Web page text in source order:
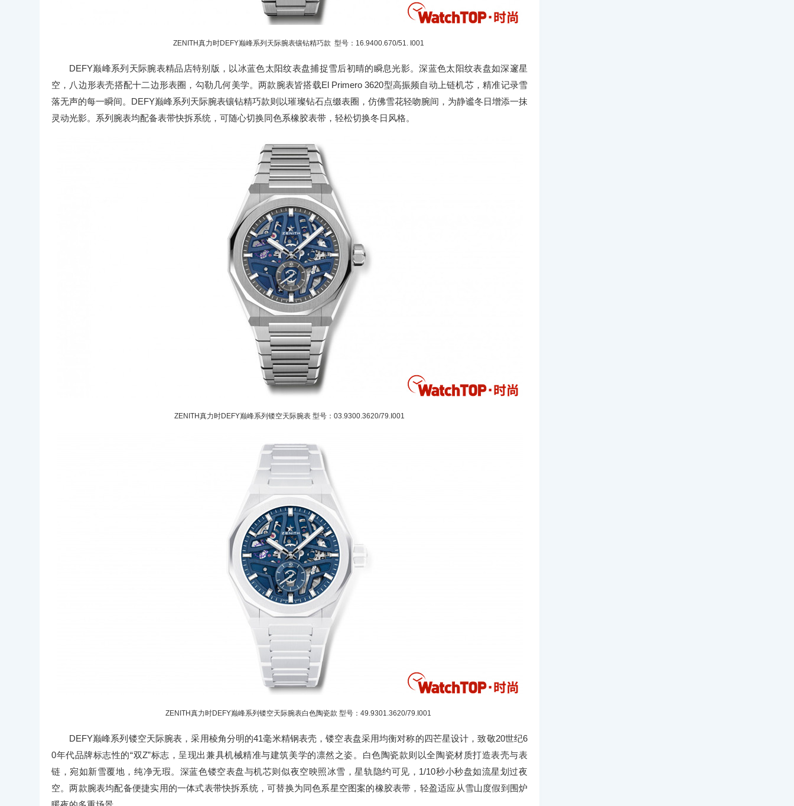
ZENITH真力时DEFY巅峰系列天际腕表镶钻精巧款 型号：16.9400.670/51. I001
DEFY巅峰系列天际腕表精品店特别版，以冰蓝色太阳纹表盘捕捉雪后初晴的瞬息光影。深蓝色太阳纹表盘如深邃星
空，八边形表壳搭配十二边形表圈，勾勒几何美学。两款腕表皆搭载El Primero 3620型高振频自动上链机芯，精准记录雪
落无声的每一瞬间。DEFY巅峰系列天际腕表镶钻精巧款则以璀璨钻石点缀表圈，仿佛雪花轻吻腕间，为静谧冬日增添一抹
灵动光影。系列腕表均配备表带快拆系统，可随心切换同色系橡胶表带，轻松切换冬日风格。
ZENITH真力时DEFY巅峰系列镂空天际腕表 型号：03.9300.3620/79.I001
ZENITH真力时DEFY巅峰系列镂空天际腕表白色陶瓷款 型号：49.9301.3620/79.I001
DEFY巅峰系列镂空天际腕表，采用棱角分明的41毫米精钢表壳，镂空表盘采用均衡对称的四芒星设计，致敬20世纪6
0年代品牌标志性的“双Z”标志，呈现出兼具机械精准与建筑美学的凛然之姿。白色陶瓷款则以全陶瓷材质打造表壳与表
链，宛如新雪覆地，纯净无瑕。深蓝色镂空表盘与机芯则似夜空映照冰雪，星轨隐约可见，1/10秒小秒盘如流星划过夜
空。两款腕表均配备便捷实用的一体式表带快拆系统，可替换为同色系星空图案的橡胶表带，轻盈适应从雪山度假到围炉